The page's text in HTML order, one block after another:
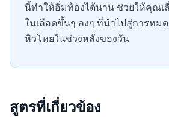
นี้ทำให้อิ่มท้องได้นาน ช่วยให้คุณเ
ในเลือดขึ้นๆ ลงๆ ที่นำไปสู่การหม
หิวโหยในช่วงหลังของวัน
สูตรที่เกี่ยวข้อง